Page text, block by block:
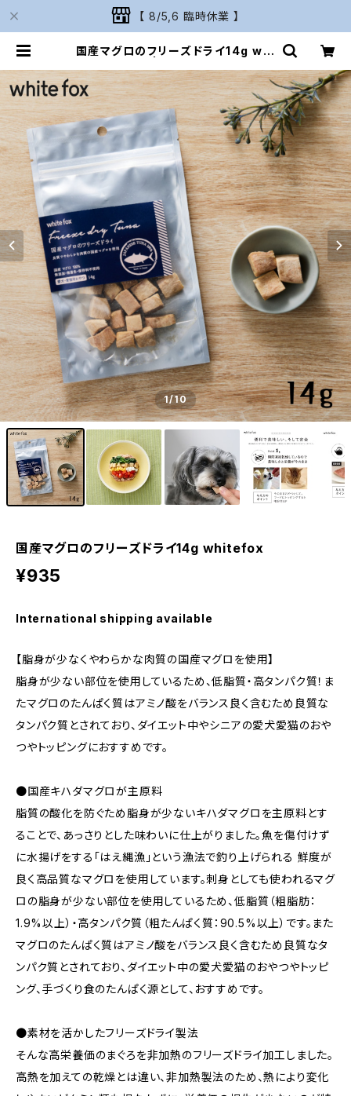
【 8/5,6 臨時休業 】
国産マグロのフリーズドライ14g whi
1/10
国産マグロのフリーズドライ14g whitefox
¥935
International shipping available
【脂身が少なくやわらかな肉質の国産マグロを使用】
脂身が少ない部位を使用しているため、低脂質・高タンパク質！ま
たマグロのたんぱく質はアミノ酸をバランス良く含むため良質な
タンパク質とされており、ダイエット中やシニアの愛犬愛猫のおや
つやトッピングにおすすめです。
●国産キハダマグロが主原料
脂質の酸化を防ぐため脂身が少ないキハダマグロを主原料とす
ることで、あっさりとした味わいに仕上がりました。魚を傷付けず
に水揚げをする「はえ縄漁」という漁法で釣り上げられる 鮮度が
良く高品質なマグロを使用しています。刺身としても使われるマグ
ロの脂身が少ない部位を使用しているため、低脂質（粗脂肪：
1.9%以上）・高タンパク質（粗たんぱく質：90.5%以上）です。また
マグロのたんぱく質はアミノ酸をバランス良く含むため良質なタ
ンパク質とされており、ダイエット中の愛犬愛猫のおやつやトッピ
ング、手づくり食のたんぱく源として、おすすめです。
●素材を活かしたフリーズドライ製法
そんな高栄養価のまぐろを非加熱のフリーズドライ加工しました。
高熱を加えての乾燥とは違い、非加熱製法のため、熱により変化